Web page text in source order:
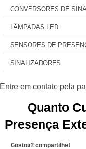
CONVERSORES DE
LÂMPADAS LED
SENSORES DE
SINALIZADORES
Quanto
Presença
Gostou? compartilhe!